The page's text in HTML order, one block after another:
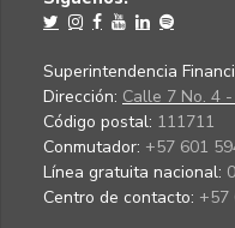
Superintendencia
Dirección: Calle 7 No. 4
Código postal: 111711
Conmutador: +57 601
Línea gratuita nacional:
Centro de contacto: +57